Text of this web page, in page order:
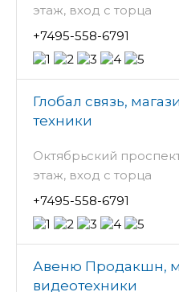
этаж, вход с торца
+7495-558-6791
Глобал связь,
техники
Октябрьский
этаж, вход с торца
+7495-558-6791
Авеню Продакшн,
видеотехники